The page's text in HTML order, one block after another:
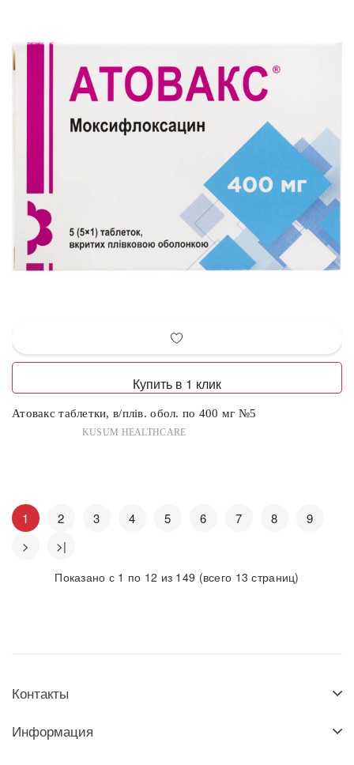
Купить в 1 клик
Атовакс таблетки, в/плів. обол. по 400 мг №5
KUSUM HEALTHCARE
1 2 3 4 5 6 7 8
9
>
>|
Показано с 1 по 12 из 149 (всего 13 страниц)
Контакты
Информация